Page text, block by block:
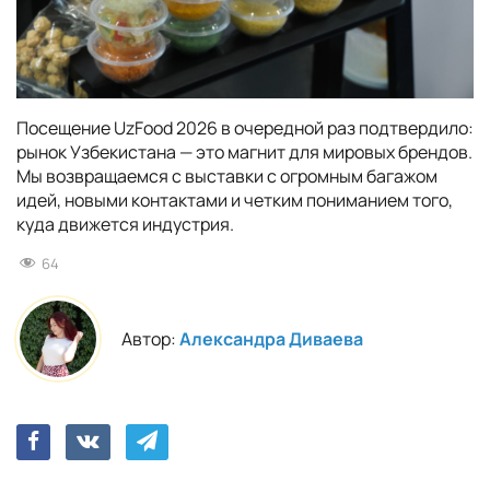
Посещение UzFood 2026 в очередной раз подтвердило:
рынок Узбекистана — это магнит для мировых брендов.
Мы возвращаемся с выставки с огромным багажом
идей, новыми контактами и четким пониманием того,
куда движется индустрия.
64
Автор:Александра Диваева